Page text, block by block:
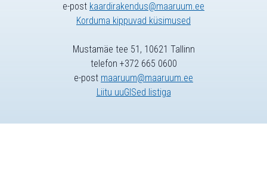
e-post kaardirakendus@maaruum.ee
Korduma kippuvad küsimused
Mustamäe tee 51, 10621 Tallinn
telefon +372 665 0600
e-post maaruum@maaruum.ee
Liitu uuGISed listiga